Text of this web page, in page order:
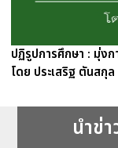
ปฏิรูปการศึกษา : มุ่งก
โดย ประเสริฐ ตันสกุล
นำข่